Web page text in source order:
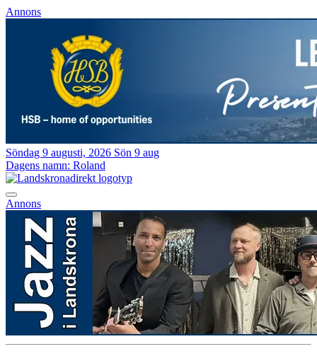
Annons
Söndag 9 augusti, 2026 Sön 9 aug
Dagens namn: Roland
Annons